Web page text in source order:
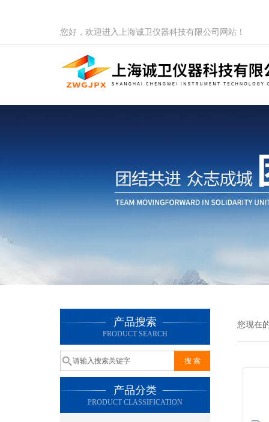
您好，欢迎进入上海诚卫仪器科技有限公司网站！
产品搜索
PRODUCT SEARCH
产品分类
PRODUCT CLASSIFICATION
您现在